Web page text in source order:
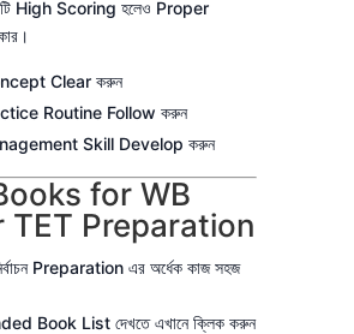
High Scoring হলেও Proper
Clear করুন
Routine Follow করুন
Skill Develop করুন
for WB
TET Preparation
Preparation এর অর্ধেক কাজ সহজ
Book List দেখতে এখানে ক্লিক করুন